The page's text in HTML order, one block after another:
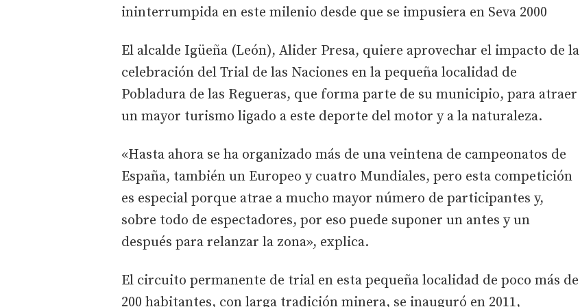
ininterrumpida en este milenio desde que se impusiera en Seva 2000
El alcalde Igüeña (León), Alider Presa, quiere aprovechar el impacto de la
celebración del Trial de las Naciones en la pequeña localidad de
Pobladura de las Regueras, que forma parte de su municipio, para atraer
un mayor turismo ligado a este deporte del motor y a la naturaleza.
«Hasta ahora se ha organizado más de una veintena de campeonatos de
España, también un Europeo y cuatro Mundiales, pero esta competición
es especial porque atrae a mucho mayor número de participantes y,
sobre todo de espectadores, por eso puede suponer un antes y un
después para relanzar la zona», explica.
El circuito permanente de trial en esta pequeña localidad de poco más de
200 habitantes, con larga tradición minera, se inauguró en 2011,